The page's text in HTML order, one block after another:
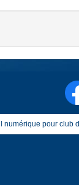
numérique pour club